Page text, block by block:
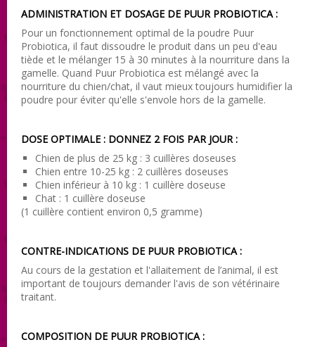
ADMINISTRATION ET DOSAGE DE PUUR PROBIOTICA :
Pour un fonctionnement optimal de la poudre Puur
Probiotica, il faut dissoudre le produit dans un peu d'eau
tiède et le mélanger 15 à 30 minutes à la nourriture dans la
gamelle. Quand Puur Probiotica est mélangé avec la
nourriture du chien/chat, il vaut mieux toujours humidifier la
poudre pour éviter qu'elle s'envole hors de la gamelle.
DOSE OPTIMALE : DONNEZ 2 FOIS PAR JOUR :
Chien de plus de 25 kg : 3 cuillères doseuses
Chien entre 10-25 kg : 2 cuillères doseuses
Chien inférieur à 10 kg : 1 cuillère doseuse
Chat : 1 cuillère doseuse
(1 cuillère contient environ 0,5 gramme)
CONTRE-INDICATIONS DE PUUR PROBIOTICA :
Au cours de la gestation et l'allaitement de l’animal, il est
important de toujours demander l'avis de son vétérinaire
traitant.
COMPOSITION DE PUUR PROBIOTICA :